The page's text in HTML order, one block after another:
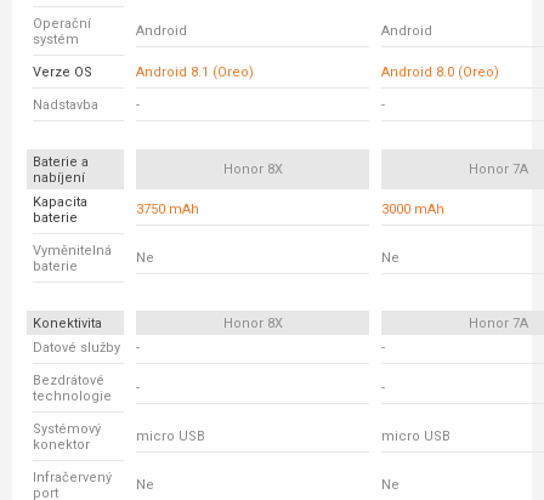
Operační
systém
Android Android
Verze OS Android 8.1 (Oreo) Android 8.0 (Oreo)
Nadstavba - -
Baterie a
nabíjení
Honor 8X Honor 7A
Kapacita
baterie
3750 mAh 3000 mAh
Vyměnitelná
baterie
Ne Ne
Konektivita Honor 8X
Honor 7A
Datové služby
- -
Bezdrátové
technologie
- -
Systémový
konektor
micro USB micro USB
Infračervený
port
Ne Ne